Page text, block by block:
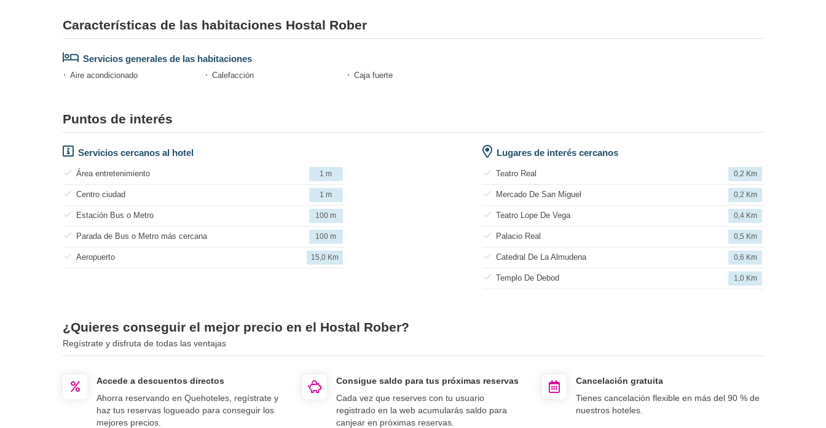
Características de las habitaciones Hostal Rober
Servicios generales de las habitaciones
Aire acondicionado Calefacción Caja fuerte
Puntos de interés
Servicios cercanos al hotel
Área entretenimiento 1 m
Centro ciudad 1 m
Estación Bus o Metro 100 m
Parada de Bus o Metro más cercana 100 m
Aeropuerto 15,0 Km
Lugares de interés cercanos
Teatro Real 0,2 Km
Mercado De San Miguel 0,2 Km
Teatro Lope De Vega 0,4 Km
Palacio Real 0,5 Km
Catedral De La Almudena 0,6 Km
Templo De Debod 1,0 Km
¿Quieres conseguir el mejor precio en el Hostal Rober?
Regístrate y disfruta de todas las ventajas
Accede a descuentos directos
Ahorra reservando en Quehoteles, regístrate y
haz tus reservas logueado para conseguir los
mejores precios.
Consigue saldo para tus próximas reservas
Cada vez que reserves con tu usuario
registrado en la web acumularás saldo para
canjear en próximas reservas.
Cancelación gratuita
Tienes cancelación flexible en más del 90 % de
nuestros hoteles.